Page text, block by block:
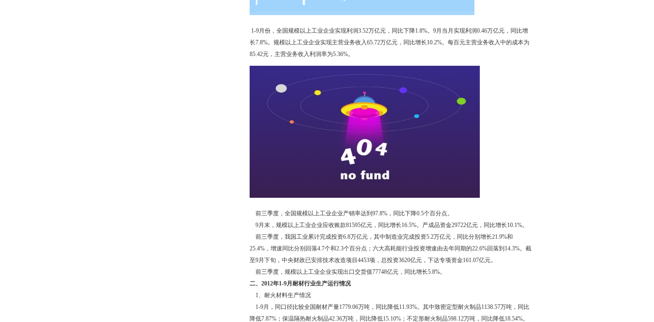
1-9月份，全国规模以上工业企业实现利润3.52万亿元，同比下降1.8%。9月当月实现利润0.46万亿元，同比增
长7.8%。规模以上工业企业实现主营业务收入65.72万亿元，同比增长10.2%。每百元主营业务收入中的成本为
85.42元，主营业务收入利润率为5.36%。
前三季度，全国规模以上工业企业产销率达到97.8%，同比下降0.5个百分点。
9月末，规模以上工业企业应收账款81595亿元，同比增长16.5%。产成品资金29722亿元，同比增长10.1%。
前三季度，我国工业累计完成投资6.8万亿元，其中制造业完成投资5.2万亿元，同比分别增长21.9%和
25.4%，增速同比分别回落4.7个和2.3个百分点；六大高耗能行业投资增速由去年同期的22.6%回落到14.3%。截
至9月下旬，中央财政已安排技术改造项目4453项，总投资3620亿元，下达专项资金161.07亿元。
前三季度，规模以上工业企业实现出口交货值77748亿元，同比增长5.8%。
二、2012年1-9月耐材行业生产运行情况
1、耐火材料生产情况
1-9月，同口径比较全国耐材产量1779.06万吨，同比降低11.93%。其中致密定型耐火制品1138.57万吨，同比
降低7.87%；保温隔热耐火制品42.36万吨，同比降低15.10%；不定形耐火制品598.12万吨，同比降低18.54%。